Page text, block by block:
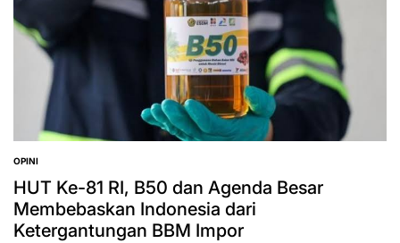
POSTED
IN
OPINI
HUT Ke-81 RI, B50 dan Agenda Besar
Membebaskan Indonesia dari
Ketergantungan BBM Impor